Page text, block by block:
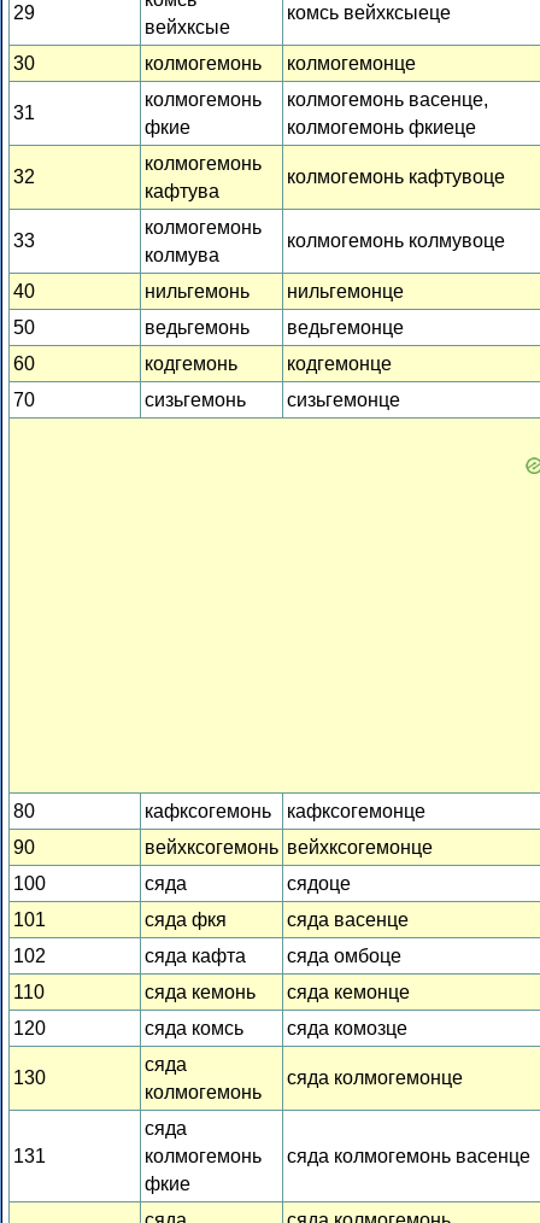
29
вейхксые
комсь вейхксыеце
30 колмогемонь колмогемонце
31
колмогемонь
фкие
колмогемонь васенце,
колмогемонь фкиеце
32
колмогемонь
кафтува
колмогемонь кафтувоце
33
колмогемонь
колмува
колмогемонь колмувоце
40 нильгемонь
нильгемонце
50
ведьгемонь
ведьгемонце
60
кодгемонь
кодгемонце
70
сизьгемонь сизьгемонце
80 кафксогемонь
кафксогемонце
90
вейхксогемонь вейхксогемонце
100
сяда
сядоце
101
сяда фкя
сяда васенце
102
сяда кафта
сяда омбоце
110
сяда кемонь
сяда кемонце
120
сяда комсь сяда комозце
130
сяда
колмогемонь
сяда колмогемонце
131
сяда
колмогемонь
фкие
сяда колмогемонь васенце